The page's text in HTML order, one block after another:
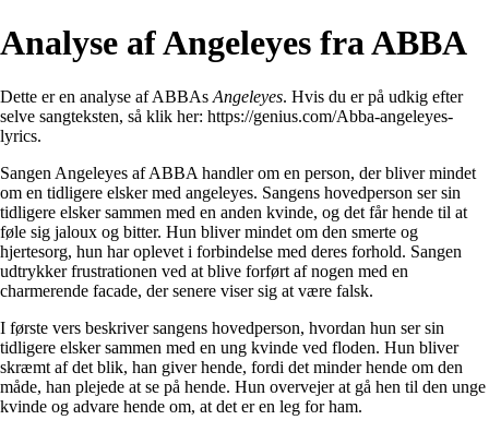
Analyse af Angeleyes fra ABBA
Dette er en analyse af ABBAs Angeleyes. Hvis du er på udkig efter
selve sangteksten, så klik her: https://genius.com/Abba-angeleyes-
lyrics.
Sangen Angeleyes af ABBA handler om en person, der bliver mindet
om en tidligere elsker med angeleyes. Sangens hovedperson ser sin
tidligere elsker sammen med en anden kvinde, og det får hende til at
føle sig jaloux og bitter. Hun bliver mindet om den smerte og
hjertesorg, hun har oplevet i forbindelse med deres forhold. Sangen
udtrykker frustrationen ved at blive forført af nogen med en
charmerende facade, der senere viser sig at være falsk.
I første vers beskriver sangens hovedperson, hvordan hun ser sin
tidligere elsker sammen med en ung kvinde ved floden. Hun bliver
skræmt af det blik, han giver hende, fordi det minder hende om den
måde, han plejede at se på hende. Hun overvejer at gå hen til den unge
kvinde og advare hende om, at det er en leg for ham.